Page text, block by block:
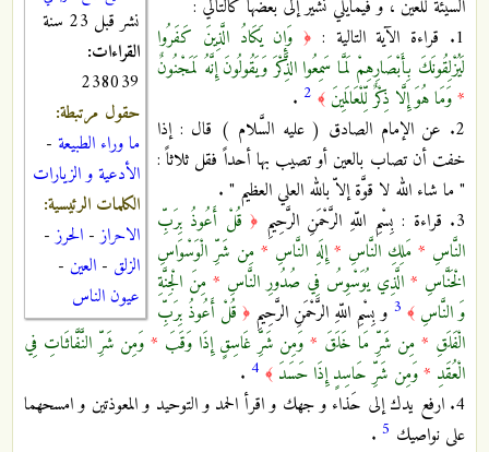
نشر قبل 23 سنة
القراءات:
238039
حقول مرتبطة:
ما وراء الطبيعة -
الأدعية و الزيارات
الكلمات الرئيسية:
الاحراز- الحرز-
الزلق - العين -
عيون الناس
السيئة للعين ، و فيمايلي نشير إلى بعضها كالتالي :
1. قراءة الآية التالية :
﴿ وَإِن يَكَادُ الَّذِينَ كَفَرُوا
لَيُزْلِقُونَكَ بِأَبْصَارِهِمْ لَمَّا سَمِعُوا الذِّكْرَ وَيَقُولُونَ إِنَّهُ لَمَجْنُونٌ
*وَمَا هُوَ إِلَّا ذِكْرٌ لِّلْعَالَمِينَ ﴾ 2
.
2. عن الإمام الصادق ( عليه السَّلام ) قال : إذا
خفت أن تصاب بالعين أو تصيب بها أحداً فقل ثلاثاً :
" ما شاء الله لا قوَّة إلاّ بالله العلي العظيم " .
3. قراءة : بِسْمِ اللّهِ الرَّحْمَنِ الرَّحِيمِ
﴿ قُلْ أَعُوذُ بِرَبِّ
النَّاسِ *مَلِكِ النَّاسِ *إِلَهِ النَّاسِ * مِن شَرِّ الْوَسْوَاسِ
الْخَنَّاسِ * الَّذِي يُوَسْوِسُ فِي صُدُورِ النَّاسِ * مِنَ الْجِنَّةِ
وَ النَّاسِ ﴾ 3 و بِسْمِ اللّهِ الرَّحْمَنِ الرَّحِيمِ ﴿ قُلْ أَعُوذُ بِرَبِّ
الْفَلَقِ * مِن شَرِّ مَا خَلَقَ * وَمِن شَرِّ غَاسِقٍ إِذَا وَقَبَ * وَمِن شَرِّ النَّفَّاثَاتِ فِي
الْعُقَدِ *وَمِن شَرِّ حَاسِدٍ إِذَا حَسَدَ ﴾ 4
.
4. ارفع يدك إلى حَذاء و جهك و اقرأ الحمد و التوحيد و المعوذتين و امسحهما
على نواصيك 5
.